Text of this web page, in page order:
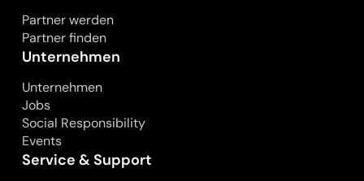
Partner werden
Partner finden
Unternehmen
Unternehmen
Jobs
Social Responsibility
Events
Service & Support